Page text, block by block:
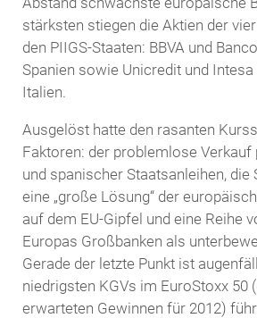
stärksten stiegen die Aktien der
den PIIGS-Staaten: BBVA und
Spanien sowie Unicredit und Intesa
Italien.
Ausgelöst hatte den rasanten
Faktoren: der problemlose
und spanischer Staatsanleihen, die
eine „große Lösung“ der
auf dem EU-Gipfel und eine Reihe
Europas Großbanken als
Gerade der letzte Punkt ist
niedrigsten KGVs im EuroStoxx 50
erwarteten Gewinnen für 2012)